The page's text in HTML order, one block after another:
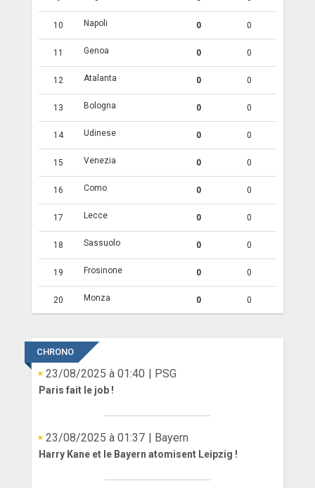
10 Napoli 0 0
11 Genoa 0 0
12 Atalanta 0 0
13 Bologna 0 0
14 Udinese 0 0
15 Venezia 0 0
16 Como 0 0
17 Lecce 0 0
18 Sassuolo 0 0
19 Frosinone 0 0
20 Monza 0 0
CHRONO
23/08/2025 à 01:40 | PSG
Paris fait le job !
23/08/2025 à 01:37 | Bayern
Harry Kane et le Bayern atomisent Leipzig !